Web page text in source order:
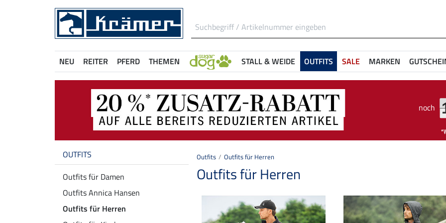
NEU REITER PFERD THEMEN STALL & WEIDE OUTFITS SALE MARKEN
noch
OUTFITS
Outfits für Damen
Outfits Annica Hansen
Outfits für Herren
Outfits Outfits für Herren
Outfits für Herren